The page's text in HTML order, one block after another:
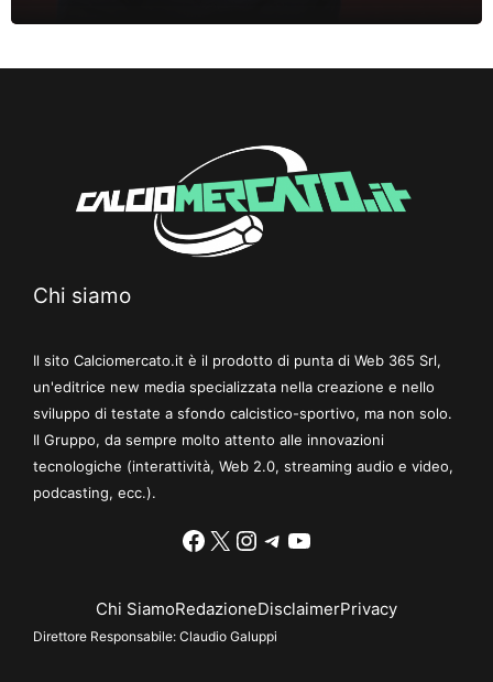
Chi siamo
Il sito Calciomercato.it è il prodotto di punta di Web 365 Srl,
un'editrice new media specializzata nella creazione e nello
sviluppo di testate a sfondo calcistico-sportivo, ma non solo.
Il Gruppo, da sempre molto attento alle innovazioni
tecnologiche (interattività, Web 2.0, streaming audio e video,
podcasting, ecc.).
Facebook
X Instagram
Telegram
YouTube
Chi SiamoRedazioneDisclaimerPrivacy
Direttore Responsabile: Claudio Galuppi